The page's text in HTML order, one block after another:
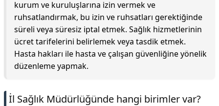
kurum ve kuruluşlarına izin vermek ve
ruhsatlandırmak, bu izin ve ruhsatları gerektiğinde
süreli veya süresiz iptal etmek. Sağlık hizmetlerinin
ücret tarifelerini belirlemek veya tasdik etmek.
Hasta hakları ile hasta ve çalışan güvenliğine yönelik
düzenleme yapmak.
İl Sağlık Müdürlüğünde hangi birimler var?